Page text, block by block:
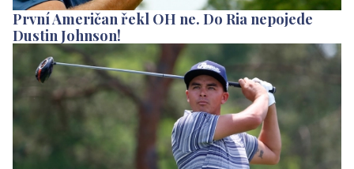
První Američan řekl OH ne. Do Ria nepojede
Dustin Johnson!